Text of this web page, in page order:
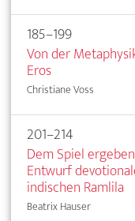
185–199
Von der
Eros
Christiane Voss
201–214
Dem Spiel
Entwurf
indischen Ramlila
Beatrix Hauser